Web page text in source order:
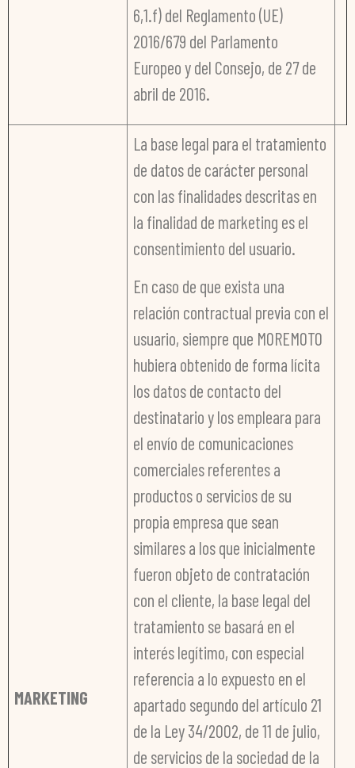
6,1.f) del Reglamento (UE)
2016/679 del Parlamento
Europeo y del Consejo, de 27 de
abril de 2016.
MARKETING
La base legal para el tratamiento
de datos de carácter personal
con las finalidades descritas en
la finalidad de marketing es el
consentimiento del usuario.
En caso de que exista una
relación contractual previa con el
usuario, siempre que MOREMOTO
hubiera obtenido de forma lícita
los datos de contacto del
destinatario y los empleara para
el envío de comunicaciones
comerciales referentes a
productos o servicios de su
propia empresa que sean
similares a los que inicialmente
fueron objeto de contratación
con el cliente, la base legal del
tratamiento se basará en el
interés legítimo, con especial
referencia a lo expuesto en el
apartado segundo del artículo 21
de la Ley 34/2002, de 11 de julio,
de servicios de la sociedad de la